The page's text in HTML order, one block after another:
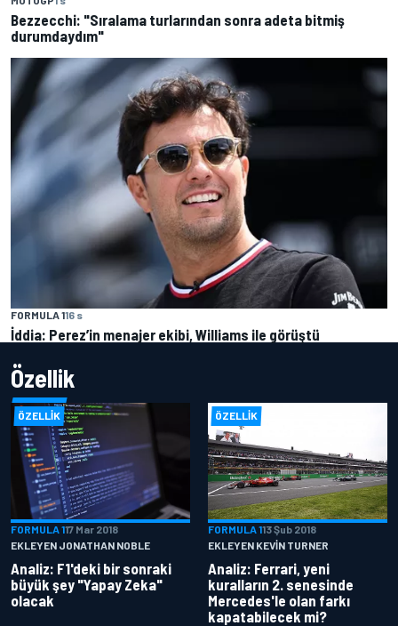
Bezzecchi: "Sıralama turlarından sonra adeta bitmiş
durumdaydım"
FORMULA 116 s
İddia: Perez’in menajer ekibi, Williams ile görüştü
Özellik
ÖZELLIK
FORMULA 117 Mar 2018
EKLEYEN JONATHAN NOBLE
Analiz: F1'deki bir sonraki
büyük şey "Yapay Zeka"
olacak
ÖZELLIK
FORMULA 113 Şub 2018
EKLEYEN KEVIN TURNER
Analiz: Ferrari, yeni
kuralların 2. senesinde
Mercedes'le olan farkı
kapatabilecek mi?